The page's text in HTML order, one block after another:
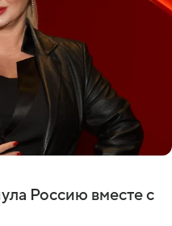
Россию вместе с